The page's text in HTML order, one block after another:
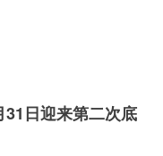
日迎来第二次底